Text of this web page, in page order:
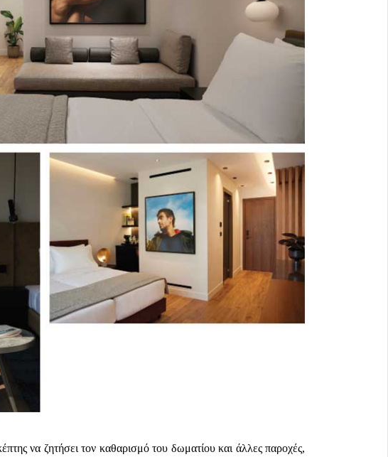
να ζητήσει τον καθαρισμό του δωματίου και άλλες παροχές,